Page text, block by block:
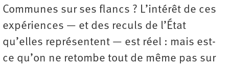
Communes sur ses flancs ? L’intérêt de ces
expériences — et des reculs de l’État
qu’elles représentent — est réel : mais est-
ce qu’on ne retombe tout de même pas sur